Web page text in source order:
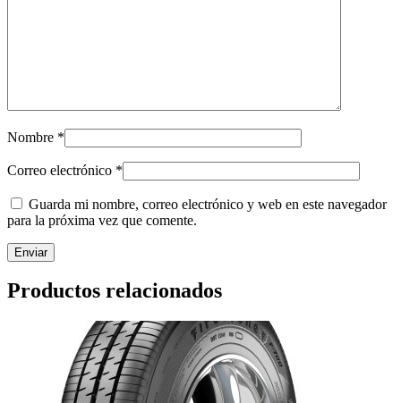
Nombre *
Correo electrónico *
Guarda mi nombre, correo electrónico y web en este navegador
para la próxima vez que comente.
Productos relacionados